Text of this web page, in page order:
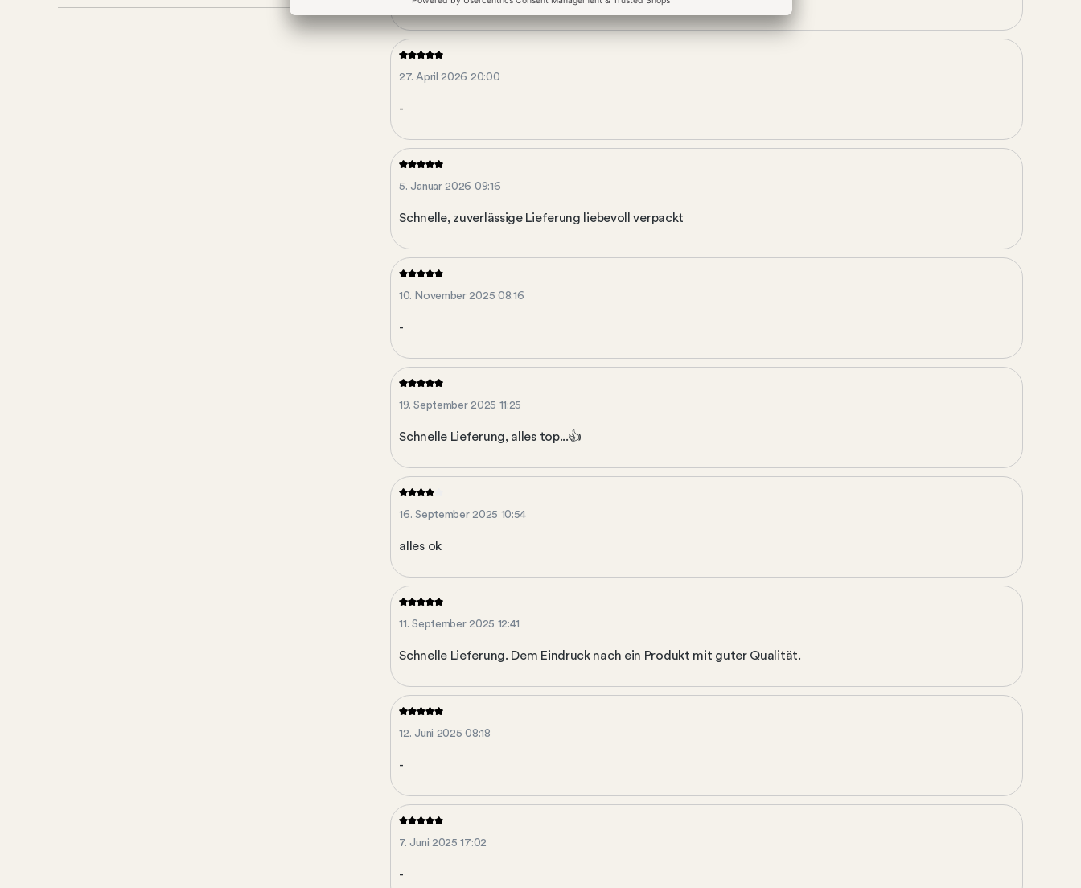
27. April 2026 20:00
-
5. Januar 2026 09:16
Schnelle, zuverlässige Lieferung liebevoll verpackt
10. November 2025 08:16
-
19. September 2025 11:25
Schnelle Lieferung, alles top...👍
16. September 2025 10:54
alles ok
11. September 2025 12:41
Schnelle Lieferung. Dem Eindruck nach ein Produkt mit guter Qualität.
12. Juni 2025 08:18
-
7. Juni 2025 17:02
-